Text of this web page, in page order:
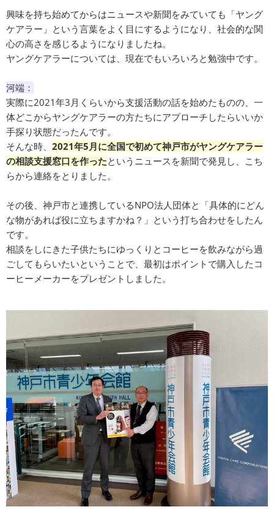
興味を持ち始めてからはニュースや新聞をみていても「ヤング
ケアラー」という言葉をよく目にするようになり、社会的な関
心の高さを感じるようになりましたね。
ヤングケアラーについては、現在でもいろいろと勉強中です。
河端：
実際に2021年3月くらいから支援活動の話を始めたものの、一
体どこからヤングケアラーの方たちにアプローチしたらいいか
手探り状態だったんです。
そんな時、 2021年5月に全国で初めて神戸市がヤングケアラー
の相談支援窓口を作ったというニュースを新聞で発見し、こち
らから連絡をとりました。
その後、神戸市と連携しているNPO法人団体と「具体的にどん
な物があれば役に立ちますかね？」という打ち合わせをしたん
です。
相談をしにきた子供たちにゆっくりとコーヒーを飲みながら過
ごしてもらいたいということで、最初はポイントで購入したコ
ーヒーメーカーをプレゼントしました。